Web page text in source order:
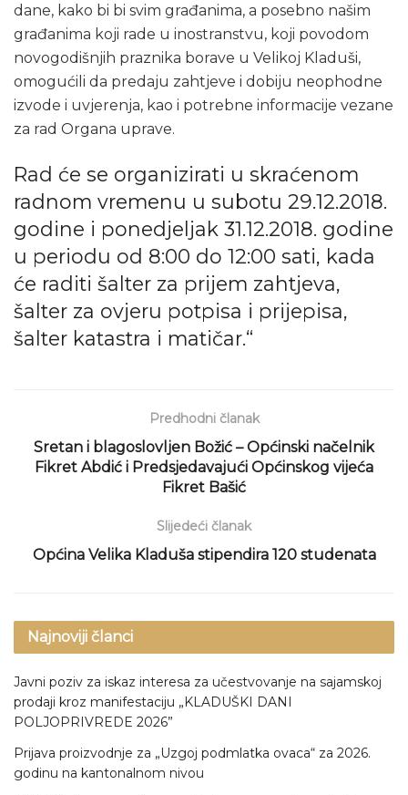
dane, kako bi bi svim građanima, a posebno našim
građanima koji rade u inostranstvu, koji povodom
novogodišnjih praznika borave u Velikoj Kladuši,
omogućili da predaju zahtjeve i dobiju neophodne
izvode i uvjerenja, kao i potrebne informacije vezane
za rad Organa uprave.
Rad će se organizirati u skraćenom
radnom vremenu u subotu 29.12.2018.
godine i ponedjeljak 31.12.2018. godine
u periodu od 8:00 do 12:00 sati, kada
će raditi šalter za prijem zahtjeva,
šalter za ovjeru potpisa i prijepisa,
šalter katastra i matičar.“
Predhodni članak
Sretan i blagoslovljen Božić – Općinski načelnik
Fikret Abdić i Predsjedavajući Općinskog vijeća
Fikret Bašić
Slijedeći članak
Općina Velika Kladuša stipendira 120 studenata
Najnoviji članci
Javni poziv za iskaz interesa za učestvovanje na sajamskoj
prodaji kroz manifestaciju „KLADUŠKI DANI
POLJOPRIVREDE 2026”
Prijava proizvodnje za „Uzgoj podmlatka ovaca“ za 2026.
godinu na kantonalnom nivou